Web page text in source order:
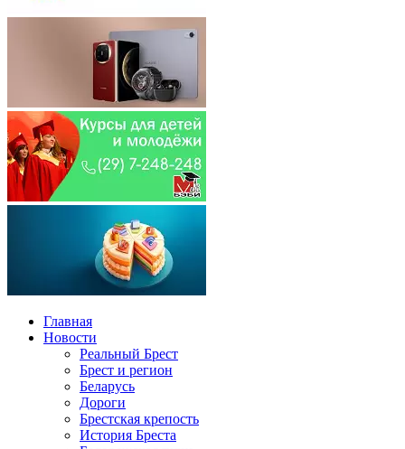
Главная
Новости
Реальный Брест
Брест и регион
Беларусь
Дороги
Брестская крепость
История Бреста